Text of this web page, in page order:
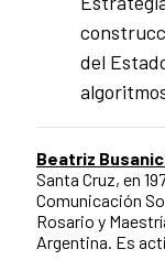
del
Beatriz
Santa Cruz, en
Comunicación
Rosario y
Argentina. Es